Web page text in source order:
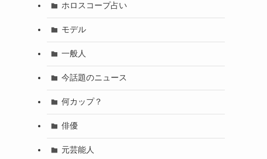
ホロスコープ占い
モデル
一般人
今話題のニュース
何カップ？
俳優
元芸能人